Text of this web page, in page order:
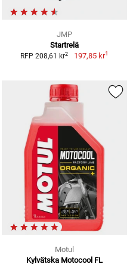
JMP
Startrelä
RFP 208,61 kr2 197,85 kr1
Motul
Kylvätska Motocool FL